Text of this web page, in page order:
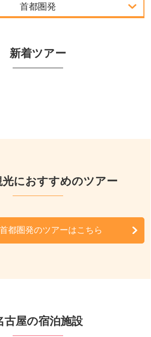
首都圏発
関西発
新着ツアー
光におすすめのツアー
都圏発のツアーはこちら
古屋の宿泊施設